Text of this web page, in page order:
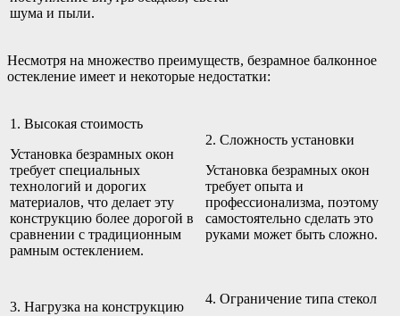
шума и пыли.
Несмотря на множество преимуществ, безрамное балконное
остекление имеет и некоторые недостатки:
1. Высокая стоимость
Установка безрамных окон
требует специальных
технологий и дорогих
материалов, что делает эту
конструкцию более дорогой в
сравнении с традиционным
рамным остеклением.
2. Сложность установки
Установка безрамных окон
требует опыта и
профессионализма, поэтому
самостоятельно сделать это
руками может быть сложно.
3. Нагрузка на конструкцию
4. Ограничение типа стекол